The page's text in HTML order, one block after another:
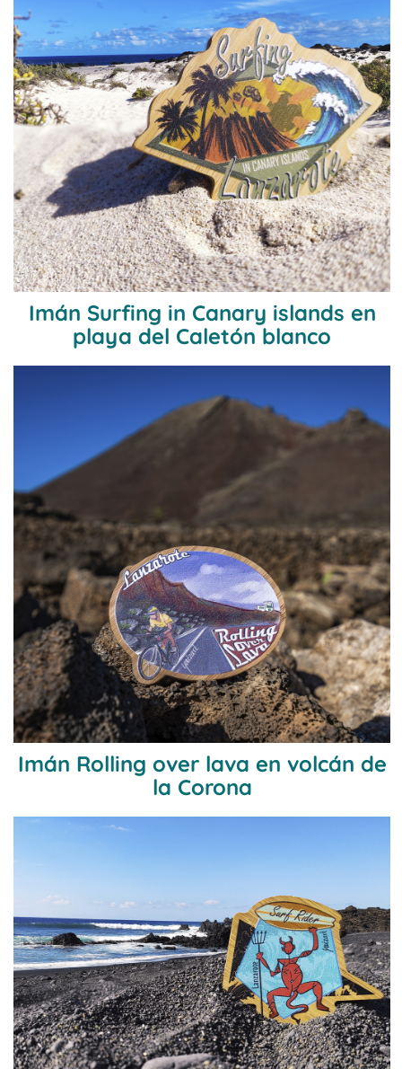
Imán Surfing in Canary islands en
playa del Caletón blanco
Imán Rolling over lava en volcán de
la Corona